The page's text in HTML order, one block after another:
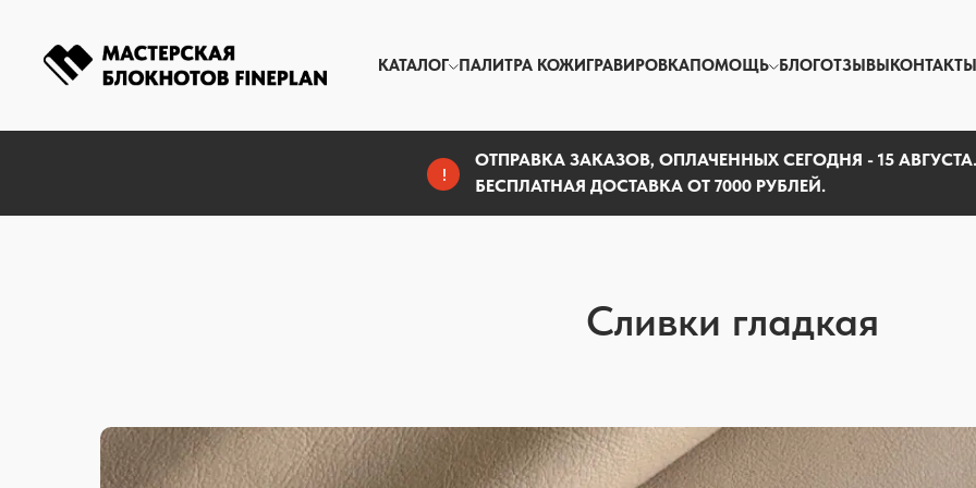
КАТАЛОГ ПАЛИТРА КОЖИГРАВИРОВКАПОМОЩЬ БЛОГОТЗЫВЫКОНТАКТЫ
!
ОТПРАВКА ЗАКАЗОВ, ОПЛАЧЕННЫХ СЕГОДНЯ - 15 АВГУСТА.
БЕСПЛАТНАЯ ДОСТАВКА ОТ 7000 РУБЛЕЙ.
Сливки гладкая